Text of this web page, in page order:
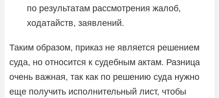
по результатам рассмотрения жалоб,
ходатайств, заявлений.
Таким образом, приказ не является решением
суда, но относится к судебным актам. Разница
очень важная, так как по решению суда нужно
еще получить исполнительный лист, чтобы